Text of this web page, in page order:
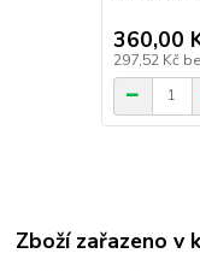
360,00
297,52 Kč
Zboží zařazeno v